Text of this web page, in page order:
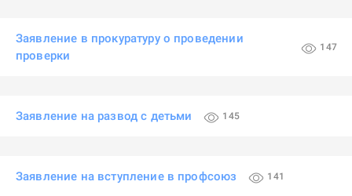
Заявление в прокуратуру о проведении
проверки
147
Заявление на развод с детьми 145
Заявление на вступление в профсоюз 141